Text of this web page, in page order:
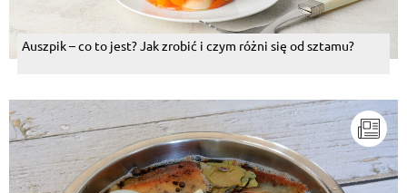
Auszpik – co to jest? Jak zrobić i czym różni się od sztamu?